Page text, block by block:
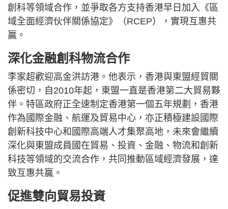
創科等領域合作，並爭取各方支持香港早日加入《區
域全面經濟伙伴關係協定》（RCEP），實現互惠共
贏。
深化金融創科物流合作
李家超歡迎高金洪訪港。他表示，香港與東盟經貿關
係密切，自2010年起，東盟一直是香港第二大貿易夥
伴。特區政府正全速制定香港第一個五年規劃，香港
作為國際金融、航運及貿易中心，亦正積極建設國際
創新科技中心和國際高端人才集聚高地，未來會繼續
深化與東盟成員國在貿易、投資、金融、物流和創新
科技等領域的交流合作，共同推動區域經濟發展，達
致互惠共贏。
促進雙向貿易投資